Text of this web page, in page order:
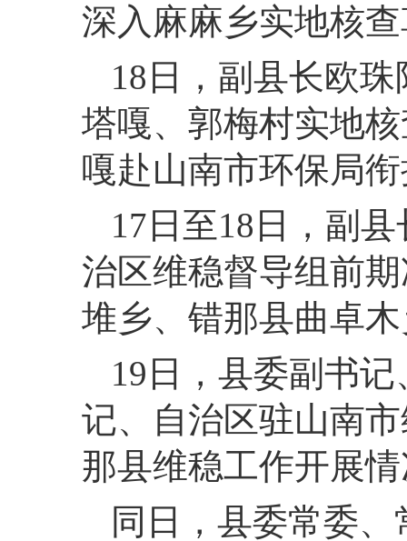
深入麻麻乡实地核
18日， 副县长欧
塔嘎、郭梅村实地
嘎赴山南市环保局
17日至18日， 副县
治区维稳督导组前
堆乡、错那县曲卓
19日， 县委副书记
记、自治区驻山南
那县维稳工作开展
同日， 县委常委、